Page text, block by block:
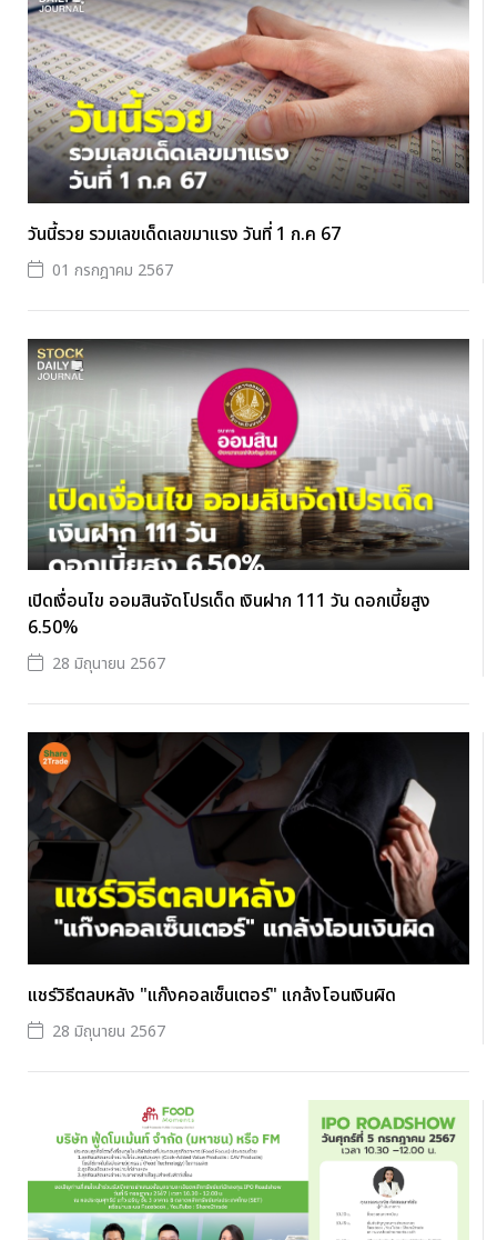
วันนี้รวย รวมเลขเด็ดเลขมาแรง วันที่ 1 ก.ค 67
01 กรกฎาคม 2567
เปิดเงื่อนไข ออมสินจัดโปรเด็ด เงินฝาก 111 วัน ดอกเบี้ยสูง
6.50%
28 มิถุนายน 2567
แชร์วิธีตลบหลัง "แก๊งคอลเซ็นเตอร์" แกล้งโอนเงินผิด
28 มิถุนายน 2567